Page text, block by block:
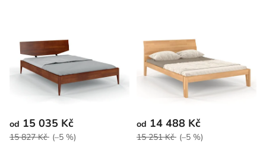
od 15 035 Kč
15 827 Kč (–5 %)
od 14 488 Kč
15 251 Kč (–5 %)